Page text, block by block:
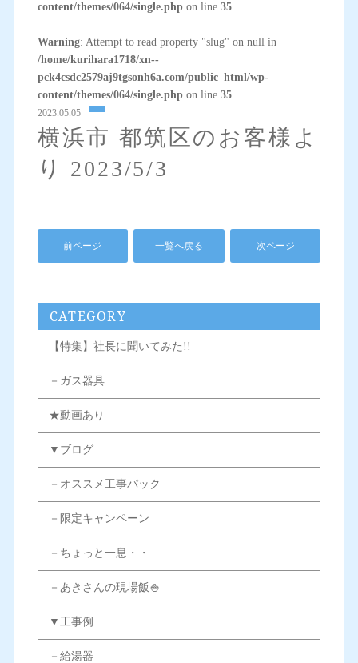
content/themes/064/single.phpon line 35
Warning: Attempt to read property "slug" on null in
/home/kurihara1718/xn--
pck4csdc2579aj9tgsonh6a.com/public_html/wp-
content/themes/064/single.phpon line 35
2023.05.05
横浜市 都筑区のお客様よ
り 2023/5/3
前ページ 一覧へ戻る 次ページ
CATEGORY
【特集】社長に聞いてみた!!
－ガス器具
★動画あり
▼ブログ
－オススメ工事パック
－限定キャンペーン
－ちょっと一息・・
－あきさんの現場飯🍚
▼工事例
－給湯器